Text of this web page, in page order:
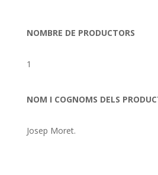
NOMBRE DE PRODUCTORS
1
NOM I COGNOMS DELS
Josep Moret.